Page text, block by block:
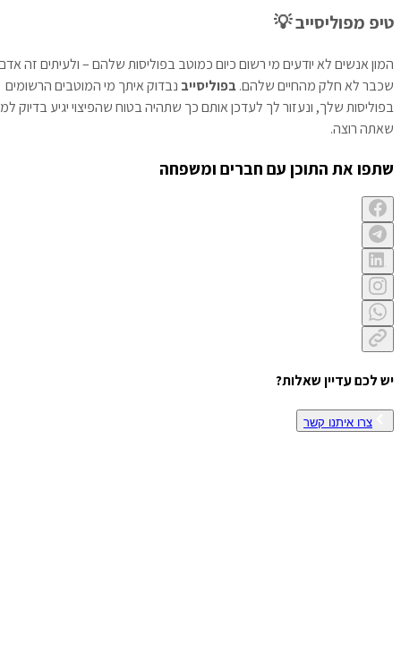
טיפ מפוליסייב 💡
המון אנשים לא יודעים מי רשום כיום כמוטב בפוליסות שלהם – ולעיתים זה אדם
שכבר לא חלק מהחיים שלהם.בפוליסייבנבדוק איתך מי המוטבים הרשומים
בפוליסות שלך, ונעזור לך לעדכן אותם כך שתהיה בטוח שהפיצוי יגיע בדיוק למי
שאתה רוצה.
שתפו את התוכן עם חברים ומשפחה
יש לכם עדיין שאלות?
צרו איתנו קשר